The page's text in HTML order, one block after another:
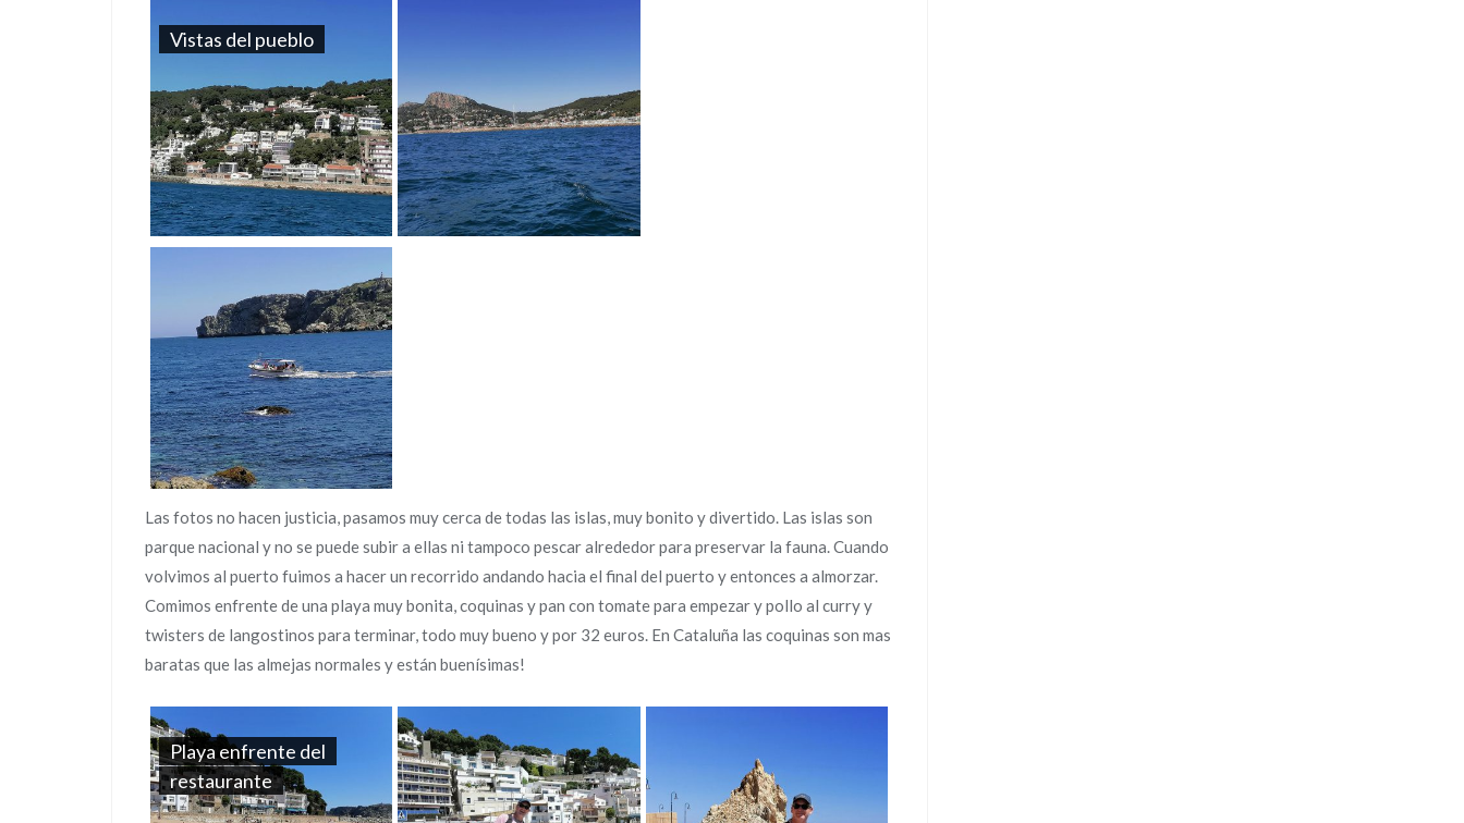
Vistas del pueblo
Las fotos no hacen justicia, pasamos muy cerca de todas las islas, muy bonito y divertido. Las islas son
parque nacional y no se puede subir a ellas ni tampoco pescar alrededor para preservar la fauna. Cuando
volvimos al puerto fuimos a hacer un recorrido andando hacia el final del puerto y entonces a almorzar.
Comimos enfrente de una playa muy bonita, coquinas y pan con tomate para empezar y pollo al curry y
twisters de langostinos para terminar, todo muy bueno y por 32 euros. En Cataluña las coquinas son mas
baratas que las almejas normales y están buenísimas!
Playa enfrente del
restaurante